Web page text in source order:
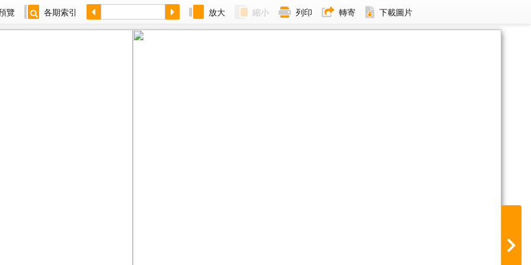
覽 各期索引 放大 縮小 列印 轉寄 下載圖片